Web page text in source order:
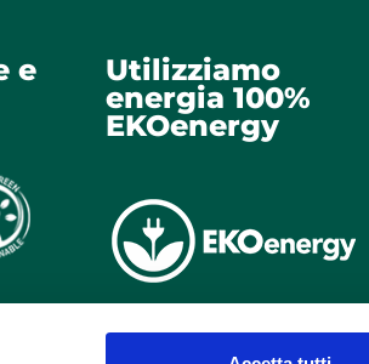
e Utilizziamo
energia 100%
EKOenergy